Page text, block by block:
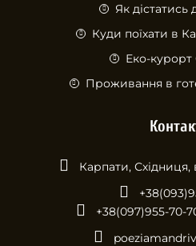
Карпати,
+38(097)955-70-
Як дістатись
Куди поїхати в
Еко-курорт
Проживання в